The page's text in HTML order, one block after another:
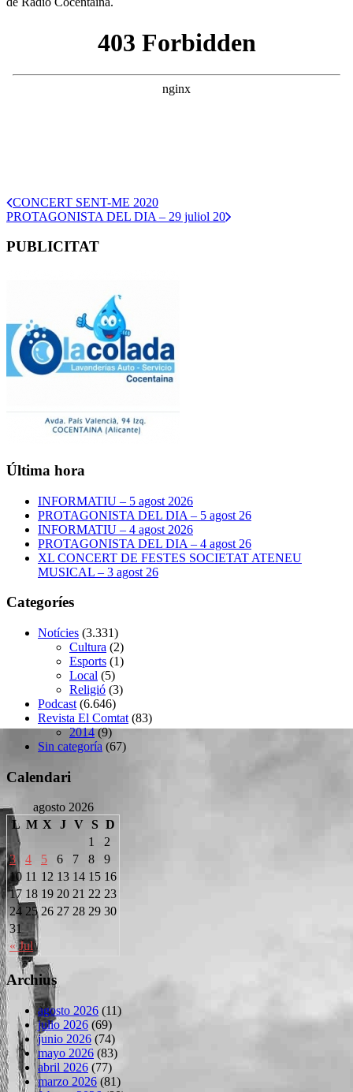
CONCERT SENT-ME 2020
PROTAGONISTA DEL DIA – 29 juliol 20
PUBLICITAT
Última hora
INFORMATIU – 5 agost 2026
PROTAGONISTA DEL DIA – 5 agost 26
INFORMATIU – 4 agost 2026
PROTAGONISTA DEL DIA – 4 agost 26
XL CONCERT DE FESTES SOCIETAT ATENEU
MUSICAL – 3 agost 26
Categoríes
Notícies (3.331)
Cultura (2)
Esports (1)
Local (5)
Religió (3)
Podcast (6.646)
Revista El Comtat (83)
2014(9)
Sin categoría (67)
Calendari
agosto 2026
L M X J V S D
« Jul
1
2
3
4 5 6 7 8
9
10 11 12 13 14 15 16
17 18 19 20 21 22 23
24 25 26 27 28 29 30
31
Archius
agosto 2026 (11)
julio 2026 (69)
junio 2026 (74)
mayo 2026 (83)
abril 2026 (77)
marzo 2026 (81)